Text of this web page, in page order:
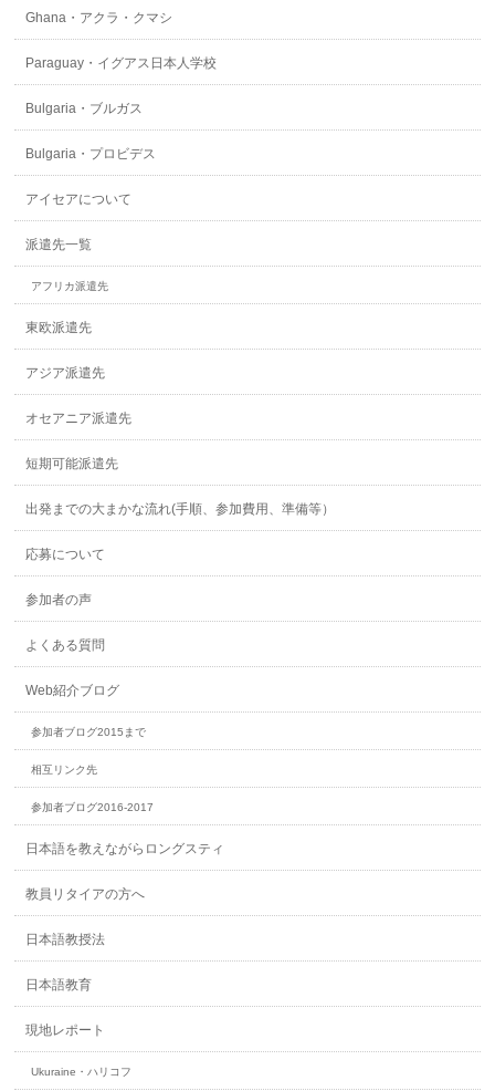
Ghana・アクラ・クマシ
Paraguay・イグアス日本人学校
Bulgaria・ブルガス
Bulgaria・プロビデス
アイセアについて
派遣先一覧
アフリカ派遣先
東欧派遣先
アジア派遣先
オセアニア派遣先
短期可能派遣先
出発までの大まかな流れ(手順、参加費用、準備等）
応募について
参加者の声
よくある質問
Web紹介ブログ
参加者ブログ2015まで
相互リンク先
参加者ブログ2016-2017
日本語を教えながらロングスティ
教員リタイアの方へ
日本語教授法
日本語教育
現地レポート
Ukuraine・ハリコフ